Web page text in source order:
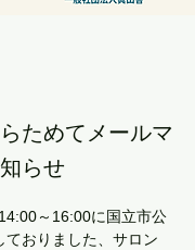
ためてメールマ
らせ
～16:00に国立市公
ておりました、サロン